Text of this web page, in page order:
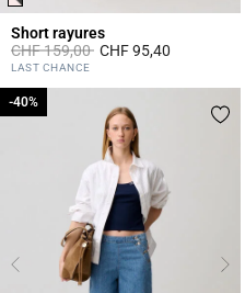
Short rayures
Prix réduit à partir de
CHF 159,00àCHF 95,40
5 out of 5 Customer Rating
LAST CHANCE
-40%
-40%